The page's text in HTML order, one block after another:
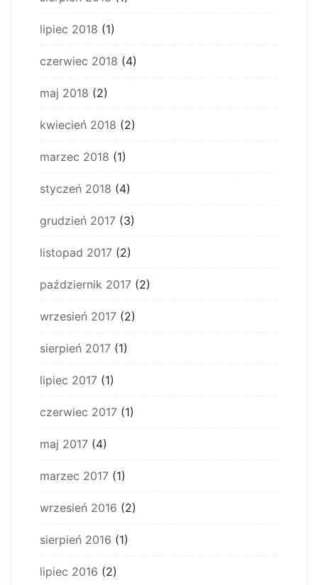
lipiec 2018 (1)
czerwiec 2018 (4)
maj 2018 (2)
kwiecień 2018 (2)
marzec 2018 (1)
styczeń 2018 (4)
grudzień 2017 (3)
listopad 2017 (2)
październik 2017 (2)
wrzesień 2017 (2)
sierpień 2017 (1)
lipiec 2017 (1)
czerwiec 2017 (1)
maj 2017 (4)
marzec 2017 (1)
wrzesień 2016 (2)
sierpień 2016 (1)
lipiec 2016 (2)